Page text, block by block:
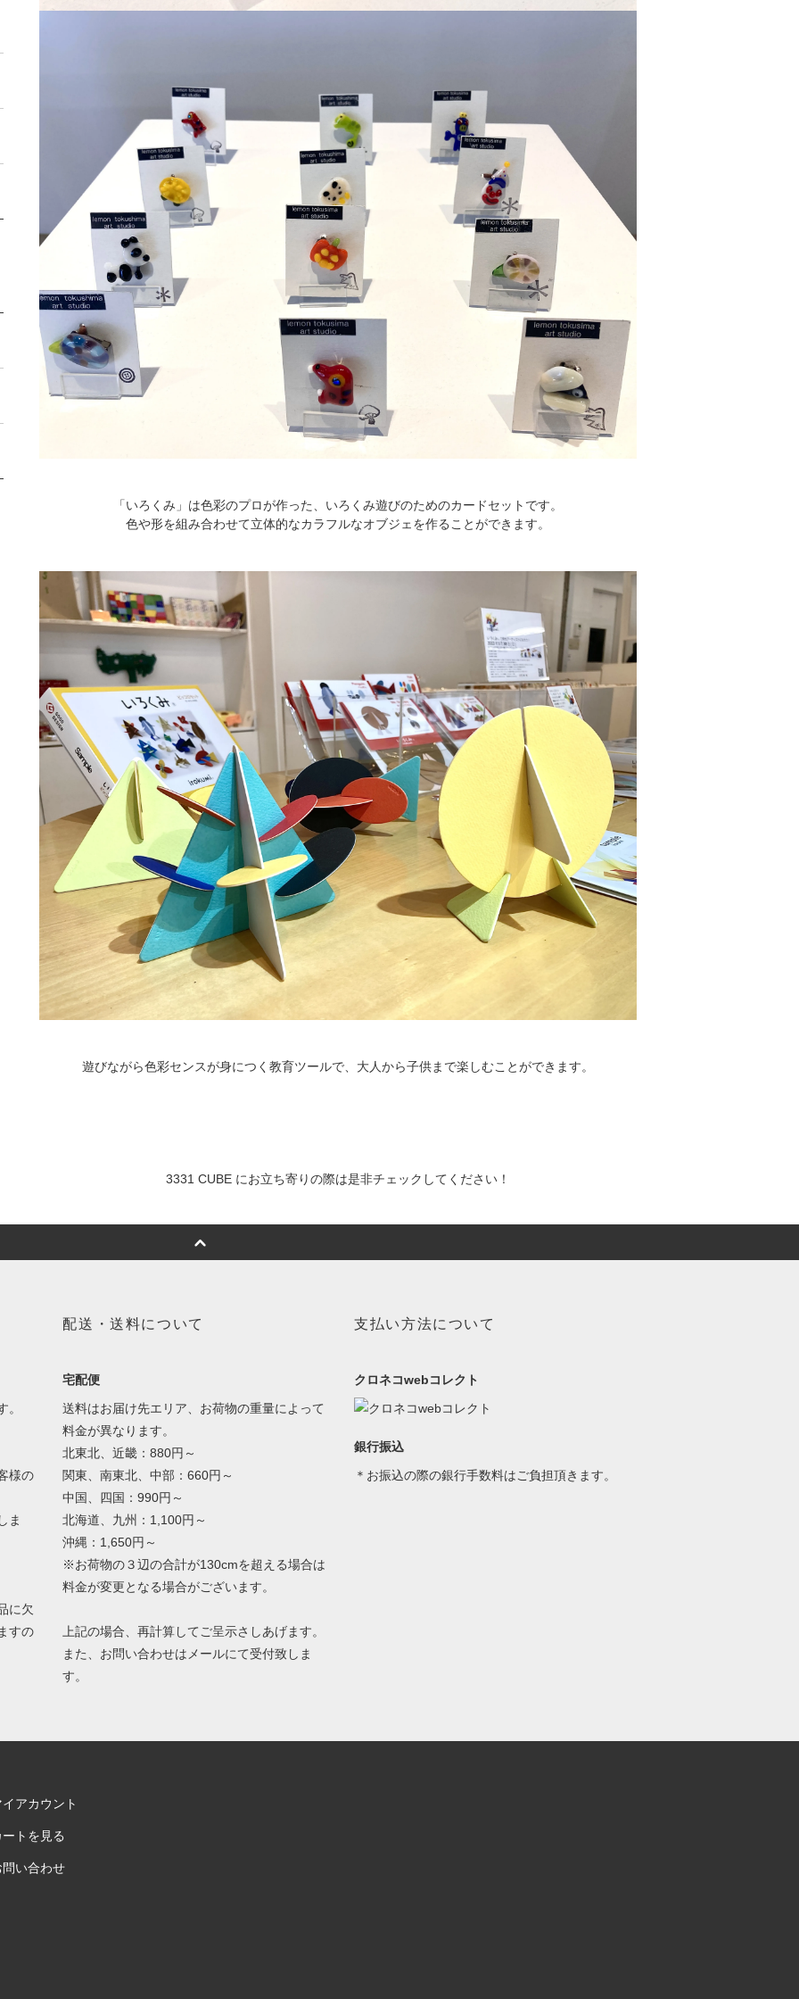
「いろくみ」は色彩のプロが作った、いろくみ遊びのためのカードセットです。
色や形を組み合わせて立体的なカラフルなオブジェを作ることができます。
遊びながら色彩センスが身につく教育ツールで、大人から子供まで楽しむことができます。
3331 CUBE にお立ち寄りの際は是非チェックしてください！
。
様の
ま
に欠
すの
配送・送料について
宅配便
送料はお届け先エリア、お荷物の重量によって
料金が異なります。
北東北、近畿：880円～
関東、南東北、中部：660円～
中国、四国：990円～
北海道、九州：1,100円～
沖縄：1,650円～
※お荷物の３辺の合計が130cmを超える場合は
料金が変更となる場合がございます。
上記の場合、再計算してご呈示さしあげます。
また、お問い合わせはメールにて受付致しま
す。
支払い方法について
クロネコwebコレクト
銀行振込
＊お振込の際の銀行手数料はご負担頂きます。
アカウント
トを見る
問い合わせ